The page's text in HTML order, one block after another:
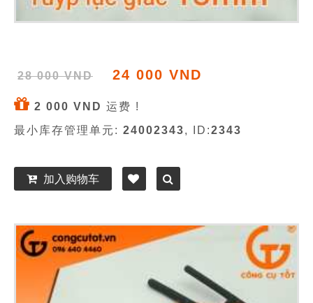
28 000 VND 24 000 VND
2 000 VND 运费 !
最小库存管理单元: 24002343, ID:2343
加入购物车